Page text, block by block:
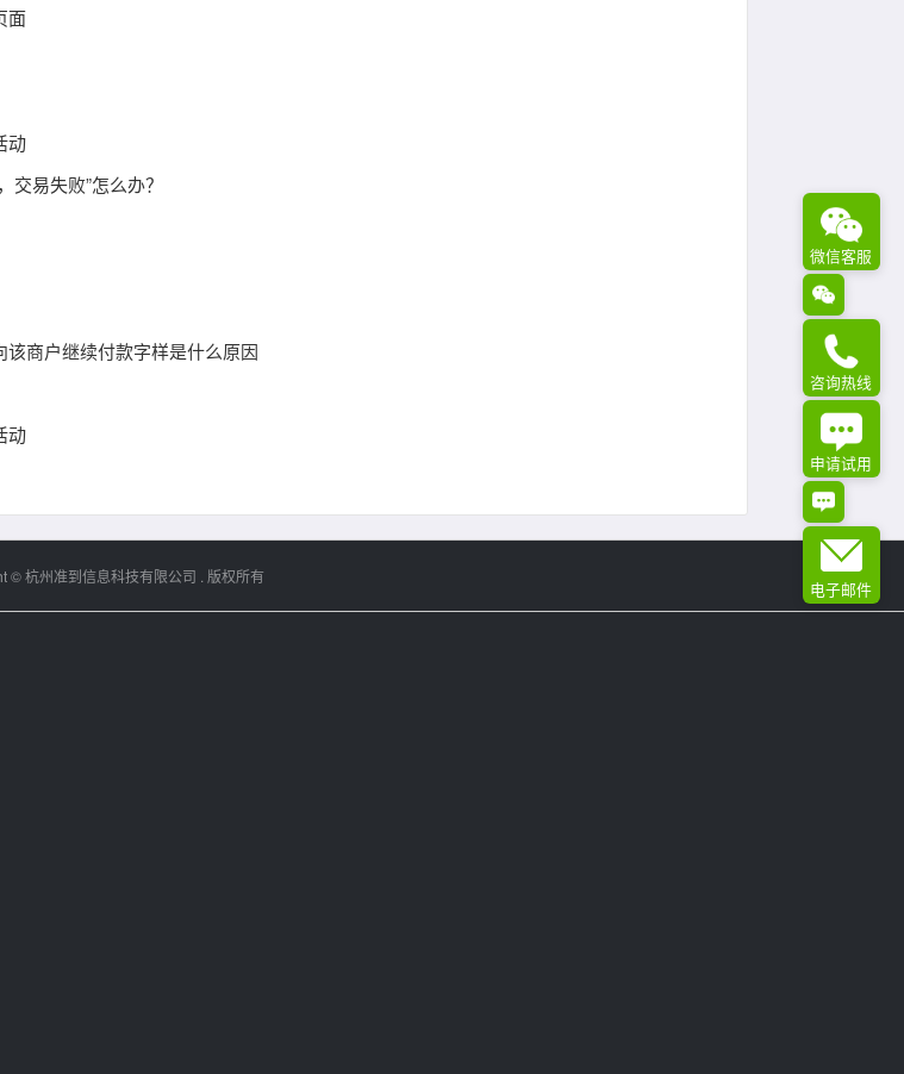
微信客服
咨询热线
申请试用
电子邮件
面
动
易失败”怎么办？
商户继续付款字样是什么原因
动
©杭州准到信息科技有限公司 . 版权所有